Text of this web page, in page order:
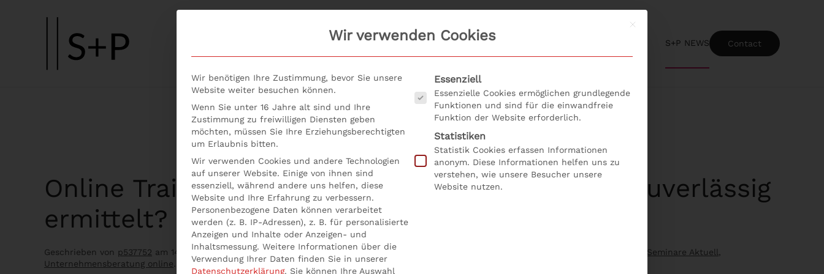
Skip to main content
S+P NEWS Contact
Online Training: Wie wird der Liquiditätsbedarf zuverlässig
ermittelt?
Geschrieben von p537752 am 14. April 2021. Veröffentlicht inAllgemein,Online Training: Wie wird der Liquiditätsbedarf zuverlässig ermittelt? Seminare Aktuell
Unternehmensberatung online
Mit diesem Button wird der Dialog
Wir verwenden Cookies
Wir benötigen Ihre Zustimmung, bevor Sie unsere
Website weiter besuchen können.
Wenn Sie unter 16 Jahre alt sind und Ihre
Zustimmung zu freiwilligen Diensten geben
möchten, müssen Sie Ihre Erziehungsberechtigten
um Erlaubnis bitten.
Wir verwenden Cookies und andere Technologien
auf unserer Website. Einige von ihnen sind
essenziell, während andere uns helfen, diese
Website und Ihre Erfahrung zu verbessern.
Personenbezogene Daten können verarbeitet
werden (z. B. IP-Adressen), z. B. für personalisierte
Anzeigen und Inhalte oder Anzeigen- und
Inhaltsmessung. Weitere Informationen über die
Verwendung Ihrer Daten finden Sie in unserer
Datenschutzerklärung. Sie können Ihre Auswahl
Es folgt eine Liste der Service-Gruppen, für die eine Einwilligung erteilt werden
Essenziell
Essenzielle Cookies ermöglichen grundlegende
Funktionen und sind für die einwandfreie
Funktion der Website erforderlich.
Statistiken
Statistik Cookies erfassen Informationen
anonym. Diese Informationen helfen uns zu
verstehen, wie unsere Besucher unsere
Website nutzen.